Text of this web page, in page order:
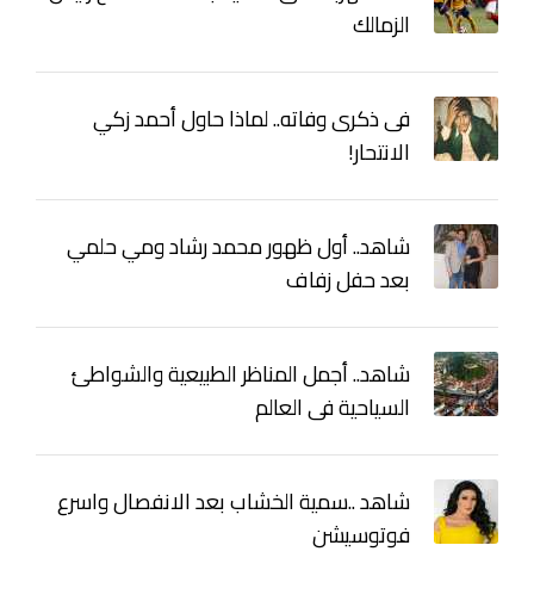
الزمالك
فى ذكرى وفاته.. لماذا حاول أحمد زكي
الانتحار!
شاهد.. أول ظهور محمد رشاد ومي حلمي
بعد حفل زفاف
شاهد.. أجمل المناظر الطبيعية والشواطئ
السياحية فى العالم
شاهد ..سمية الخشاب بعد الانفصال واسرع
فوتوسيشن